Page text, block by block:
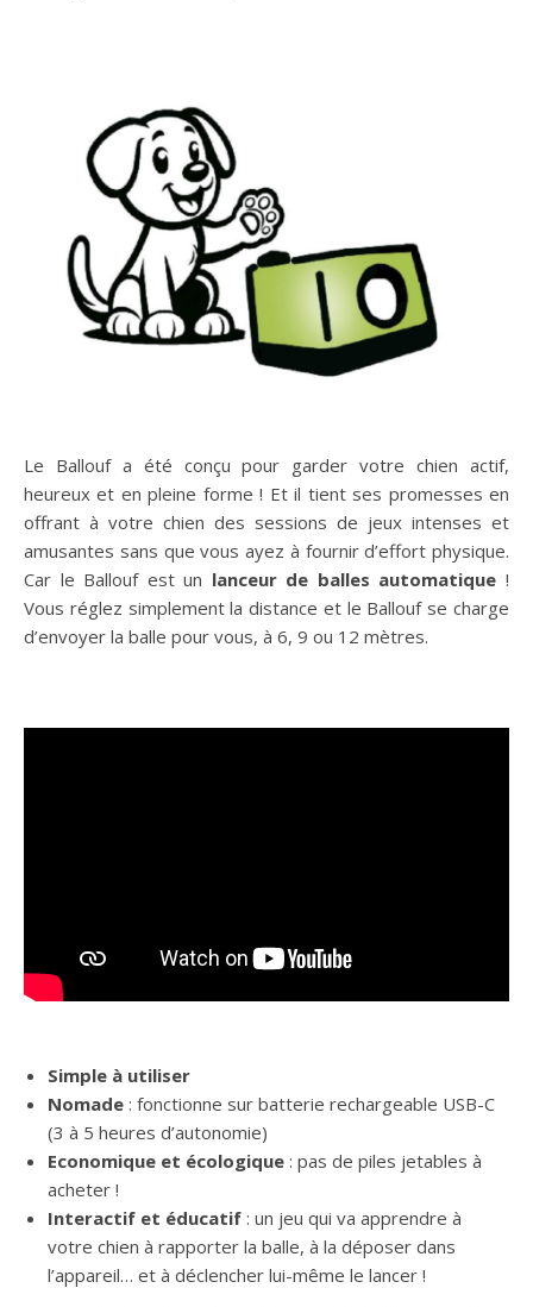
Le Ballouf a été conçu pour garder votre chien actif,
heureux et en pleine forme ! Et il tient ses promesses en
offrant à votre chien des sessions de jeux intenses et
amusantes sans que vous ayez à fournir d’effort physique.
Car le Ballouf est un lanceur de balles automatique !
Vous réglez simplement la distance et le Ballouf se charge
d’envoyer la balle pour vous, à 6, 9 ou 12 mètres.
Simple à utiliser
Nomade : fonctionne sur batterie rechargeable USB-C
(3 à 5 heures d’autonomie)
Economique et écologique : pas de piles jetables à
acheter !
Interactif et éducatif : un jeu qui va apprendre à
votre chien à rapporter la balle, à la déposer dans
l’appareil… et à déclencher lui-même le lancer !